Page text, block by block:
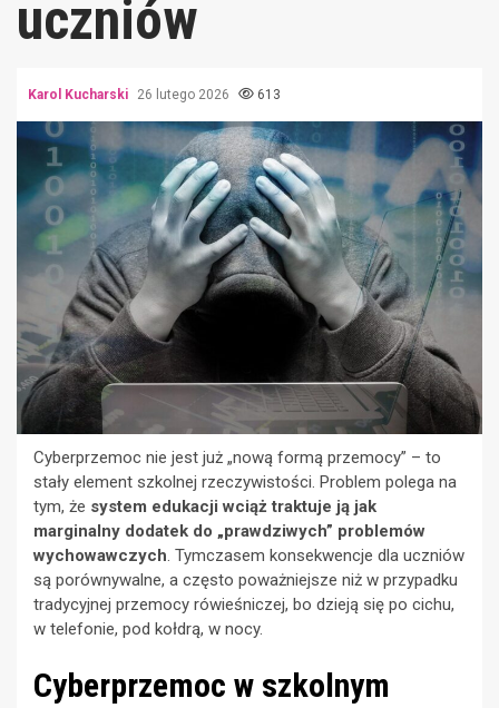
uczniów
Karol Kucharski 26 lutego 2026 613
Cyberprzemoc nie jest już „nową formą przemocy” – to
stały element szkolnej rzeczywistości. Problem polega na
tym, że system edukacji wciąż traktuje ją jak
marginalny dodatek do „prawdziwych” problemów
wychowawczych. Tymczasem konsekwencje dla uczniów
są porównywalne, a często poważniejsze niż w przypadku
tradycyjnej przemocy rówieśniczej, bo dzieją się po cichu,
w telefonie, pod kołdrą, w nocy.
Cyberprzemoc w szkolnym